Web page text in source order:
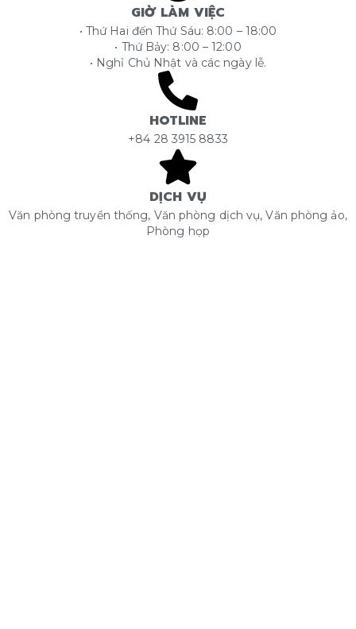
GIỜ LÀM VIỆC
• Thứ Hai đến Thứ Sáu: 8:00 – 18:00
• Thứ Bảy: 8:00 – 12:00
• Nghỉ Chủ Nhật và các ngày lễ.
HOTLINE
+84 28 3915 8833
DỊCH VỤ
Văn phòng truyền thống, Văn phòng dịch vụ, Văn phòng ảo,
Phòng họp